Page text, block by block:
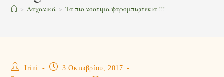
> Λαχανικά > Τα πιο νοστιμα ψαρομπιφτεκια !!!
Irini
3 Οκτωβρίου, 2017